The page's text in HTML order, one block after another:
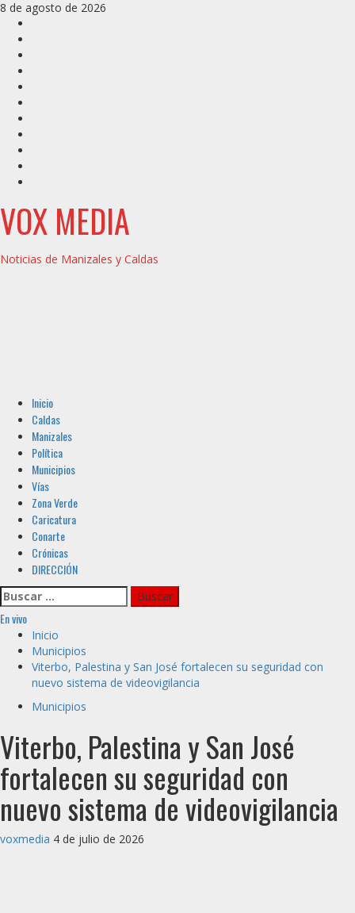
Saltar
contenido
8 de agosto de 2026
VOX MEDIA
Noticias de Manizales y Caldas
Menú
principal
Inicio
Caldas
Manizales
Política
Municipios
Vías
Zona Verde
Caricatura
Conarte
Crónicas
DIRECCIÓN
Buscar:
En vivo
Inicio
Municipios
Viterbo, Palestina y San José fortalecen su seguridad con
nuevo sistema de videovigilancia
Municipios
Viterbo, Palestina y San José
fortalecen su seguridad con
nuevo sistema de videovigilancia
voxmedia 4 de julio de 2026